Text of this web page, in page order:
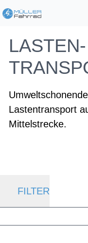
Lastentransport
Mittelstrecke.
FILTER